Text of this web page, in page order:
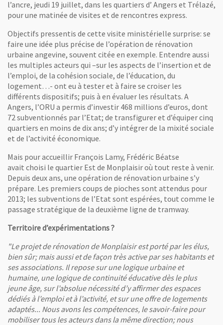
l’ancre, jeudi 19 juillet, dans les quartiers d’ Angers et Trélazé,
pour une matinée de visites et de rencontres express.
Objectifs pressentis de cette visite ministérielle surprise: se
faire une idée plus précise de l’opération de rénovation
urbaine angevine, souvent citée en exemple. Entendre aussi
les multiples acteurs qui –sur les aspects de l’insertion et de
l’emploi, de la cohésion sociale, de l’éducation, du
logement…- ont eu à tester et à faire se croiser les
différents dispositifs; puis à en évaluer les résultats. A
Angers, l’ORU a permis d’investir 468 millions d’euros, dont
72 subventionnés par l’Etat; de transfigurer et d’équiper cinq
quartiers en moins de dix ans; d’y intégrer de la mixité sociale
et de l’activité économique.
Mais pour accueillir François Lamy, Frédéric Béatse
avait choisi le quartier Est de Monplaisir où tout reste à venir.
Depuis deux ans, une opération de rénovation urbaine s’y
prépare. Les premiers coups de pioches sont attendus pour
2013; les subventions de l’Etat sont espérées, tout comme le
passage stratégique de la deuxième ligne de tramway.
Territoire d’expérimentations ?
"Le projet de rénovation de Monplaisir est porté par les élus,
bien sûr; mais aussi et de façon très active par ses habitants et
ses associations. Il repose sur une logique urbaine et
humaine, une logique de continuité éducative dès le plus
jeune âge, sur l’absolue nécessité d’y affirmer des espaces
dédiés à l’emploi et à l’activité, et sur une offre de logements
adaptés... Nous avons les compétences, le savoir-faire pour
mobiliser tous les acteurs dans la même direction; nous